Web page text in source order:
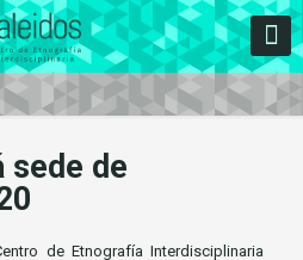
sede de
de Etnografía Interdisciplinaria